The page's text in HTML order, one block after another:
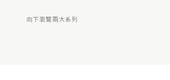
向下瀏覽兩大系列